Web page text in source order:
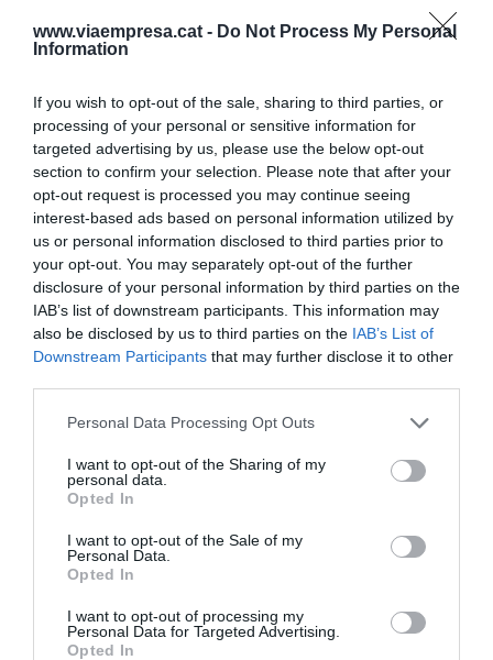
www.viaempresa.cat - Do Not Process My Personal
Information
If you wish to opt-out of the sale, sharing to third parties, or
processing of your personal or sensitive information for
targeted advertising by us, please use the below opt-out
section to confirm your selection. Please note that after your
opt-out request is processed you may continue seeing
interest-based ads based on personal information utilized by
us or personal information disclosed to third parties prior to
your opt-out. You may separately opt-out of the further
disclosure of your personal information by third parties on the
IAB’s list of downstream participants. This information may
also be disclosed by us to third parties on the IAB’s List of
Downstream Participants that may further disclose it to other
Personal Data Processing Opt Outs
I want to opt-out of the Sharing of my
personal data.
Opted In
I want to opt-out of the Sale of my
Personal Data.
Opted In
I want to opt-out of processing my
Personal Data for Targeted Advertising.
Opted In
Inicial Flexible. Permitirán el cambio gratuito de
fecha y hora sin recargo en las tarifas abiertas,
que abonar la diferencia de tarifa.
VIA Empresa
como fuente preferida
de Google de forma gratuita
Mantente informado con las últimas noticias de
actualidad
ACTIVAR AHORA
RELACIONADAS